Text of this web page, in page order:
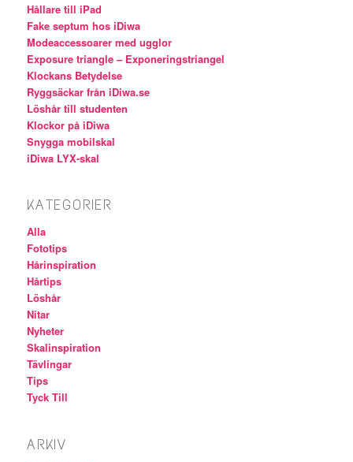
Hållare till iPad
Fake septum hos iDiwa
Modeaccessoarer med ugglor
Exposure triangle – Exponeringstriangel
Klockans Betydelse
Ryggsäckar från iDiwa.se
Löshår till studenten
Klockor på iDiwa
Snygga mobilskal
iDiwa LYX-skal
KATEGORIER
Alla
Fototips
Hårinspiration
Hårtips
Löshår
Nitar
Nyheter
Skalinspiration
Tävlingar
Tips
Tyck Till
ARKIV